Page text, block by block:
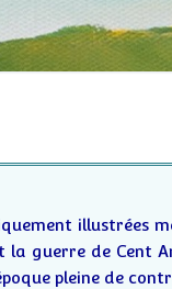
illustrées
la guerre de Cent
pleine de